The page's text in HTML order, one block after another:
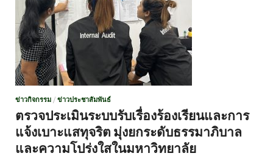
ข่าวกิจกรรม / ข่าวประชาสัมพันธ์
ตรวจประเมินระบบรับเรื่องร้องเรียนและการ
แจ้งเบาะแสทุจริต มุ่งยกระดับธรรมาภิบาล
และความโปร่งใสในมหาวิทยาลัย